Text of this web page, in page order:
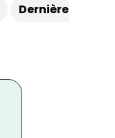
Dernière